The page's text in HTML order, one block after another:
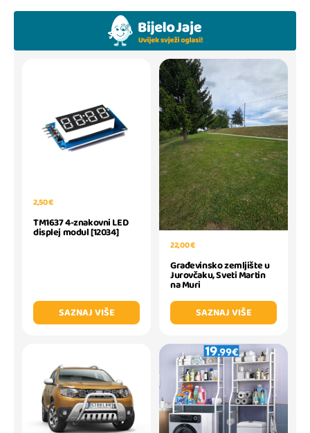
2,50 €
TM1637 4-znakovni LED
displej modul [12034]
SAZNAJ VIŠE
22,00 €
Građevinsko zemljište u
Jurovčaku, Sveti Martin
na Muri
SAZNAJ VIŠE